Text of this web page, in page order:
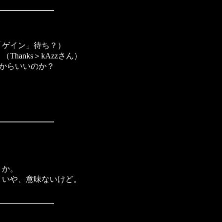
イン」待ち？）
Thanks＞kAzzさん）
らいいのか？
。
や、意味ないけど。